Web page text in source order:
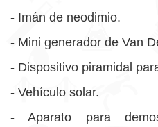
- Imán de neodimio.
- Mini generador de Van
- Dispositivo piramidal
- Vehículo solar.
- Aparato para